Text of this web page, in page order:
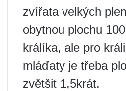
zvířata velkých
obytnou plochu
králíka, ale pro
mláďaty je třeba
zvětšit 1,5krát.